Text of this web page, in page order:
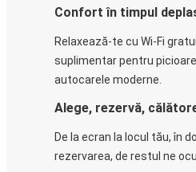
Confort în timpul
Relaxează-te cu Wi-Fi
suplimentar pentru
autocarele moderne.
Alege, rezervă,
De la ecran la locul tău, în
rezervarea, de restul ne